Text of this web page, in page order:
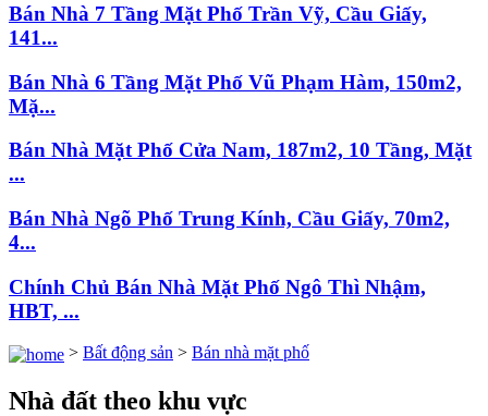
Bán Nhà 7 Tầng Mặt Phố Trần Vỹ, Cầu Giấy,
141...
Bán Nhà 6 Tầng Mặt Phố Vũ Phạm Hàm, 150m2,
Mặ...
Bán Nhà Mặt Phố Cửa Nam, 187m2, 10 Tầng, Mặt
...
Bán Nhà Ngõ Phố Trung Kính, Cầu Giấy, 70m2,
4...
Chính Chủ Bán Nhà Mặt Phố Ngô Thì Nhậm,
HBT, ...
> Bất động sản > Bán nhà mặt phố
Nhà đất theo khu vực